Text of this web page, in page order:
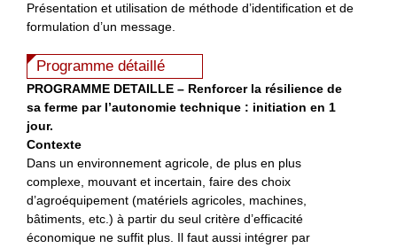
Présentation et utilisation de méthode d’identification et de
formulation d’un message.
Programme détaillé
PROGRAMME DETAILLE – Renforcer la résilience de
sa ferme par l’autonomie technique : initiation en 1
jour.
Contexte
Dans un environnement agricole, de plus en plus
complexe, mouvant et incertain, faire des choix
d’agroéquipement (matériels agricoles, machines,
bâtiments, etc.) à partir du seul critère d’efficacité
économique ne suffit plus. Il faut aussi intégrer par